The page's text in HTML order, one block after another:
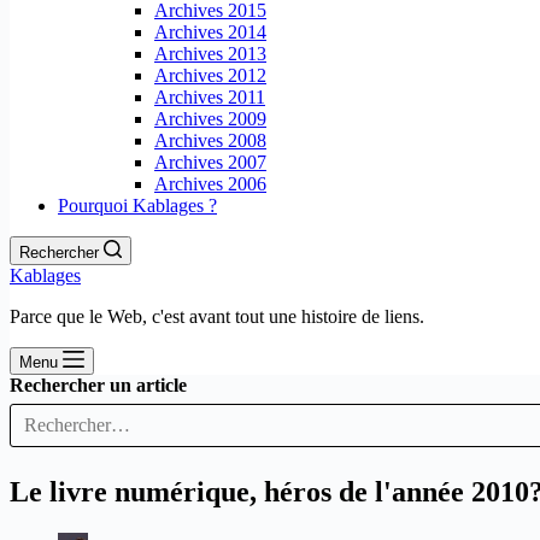
Archives 2015
Archives 2014
Archives 2013
Archives 2012
Archives 2011
Archives 2009
Archives 2008
Archives 2007
Archives 2006
Pourquoi Kablages ?
Rechercher
Kablages
Parce que le Web, c'est avant tout une histoire de liens.
Menu
Rechercher un article
Le livre numérique, héros de l'année